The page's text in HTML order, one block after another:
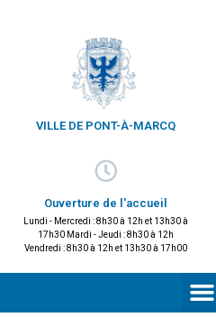
VILLE DE PONT-À-MARCQ
Ouverture de l'accueil
Lundi - Mercredi : 8h30 à 12h et 13h30 à
17h30 Mardi - Jeudi : 8h30 à 12h
Vendredi : 8h30 à 12h et 13h30 à 17h00